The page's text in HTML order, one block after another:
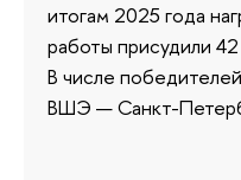
итогам 2025 года
работы присудили
В числе
ВШЭ — Санкт-